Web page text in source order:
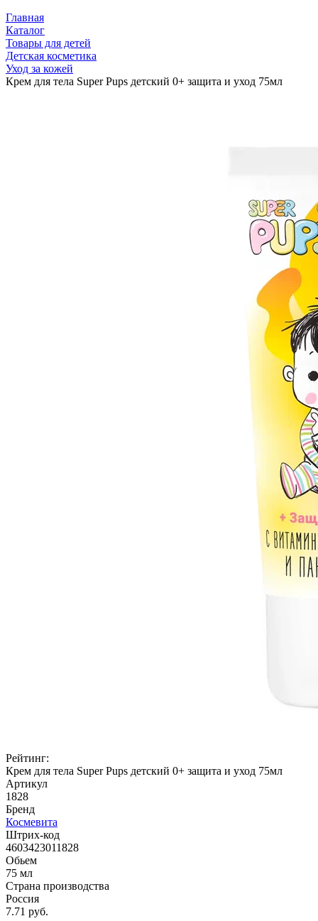
Главная
Каталог
Товары для детей
Детская косметика
Уход за кожей
Крем для тела Super Pups детский 0+ защита и уход 75мл
Рейтинг:
Крем для тела Super Pups детский 0+ защита и уход 75мл
Артикул
1828
Бренд
Космевита
Штрих-код
4603423011828
Обьем
75 мл
Страна производства
Россия
7.71 руб.